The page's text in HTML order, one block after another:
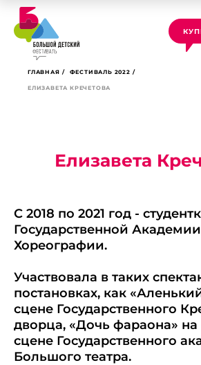
ГЛАВНАЯ ФЕСТИВАЛЬ 2022
ЕЛИЗАВЕТА КРЕЧЕТОВА
Елизавета
С 2018 по 2021 год -
Государственной Академии
Хореографии.
Участвовала в таких
постановках, как
сцене Государственного
дворца, «Дочь фараона» на
сцене Государственного
Большого театра.